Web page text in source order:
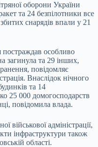
оборони України
та 24 безпілотники все
снарядів впали у 21
постраждав особливо
загинула та 29 інших,
повідомляє
Внаслідок нічного
та 14
25 000 домогосподарств
повідомила влада.
військової адміністрації,
інфраструктури також
області.